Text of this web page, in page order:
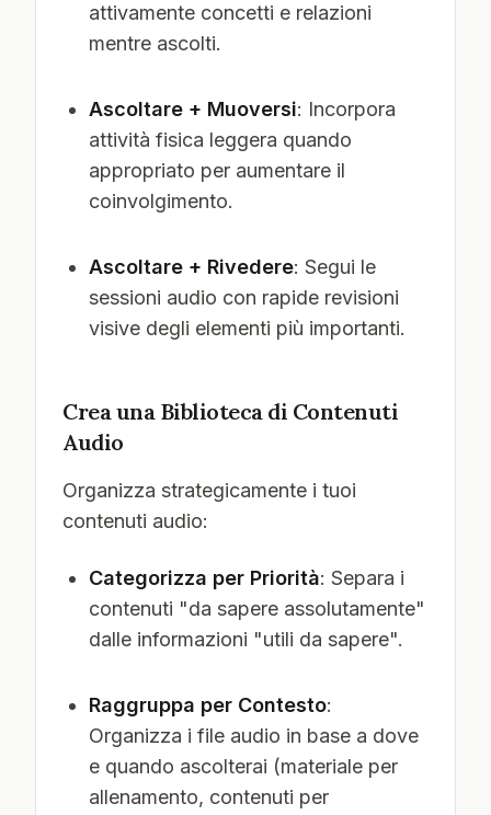
attivamente concetti e relazioni
mentre ascolti.
Ascoltare + Muoversi: Incorpora
attività fisica leggera quando
appropriato per aumentare il
coinvolgimento.
Ascoltare + Rivedere: Segui le
sessioni audio con rapide revisioni
visive degli elementi più importanti.
Crea una Biblioteca di Contenuti
Audio
Organizza strategicamente i tuoi
contenuti audio:
Categorizza per Priorità: Separa i
contenuti "da sapere assolutamente"
dalle informazioni "utili da sapere".
Raggruppa per Contesto:
Organizza i file audio in base a dove
e quando ascolterai (materiale per
allenamento, contenuti per